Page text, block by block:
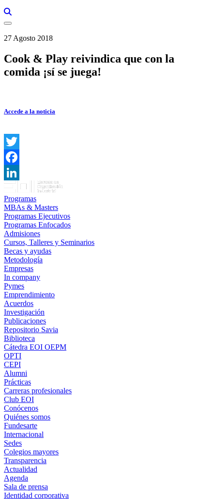
27 Agosto 2018
Cook & Play reivindica que con la
comida ¡sí se juega!
Accede a la noticia
Twitter
Facebook
LinkedIn
Programas
MBAs & Masters
Programas Ejecutivos
Programas Enfocados
Admisiones
Cursos, Talleres y Seminarios
Becas y ayudas
Metodología
Empresas
In company
Pymes
Emprendimiento
Acuerdos
Investigación
Publicaciones
Repositorio Savia
Biblioteca
Cátedra EOI OEPM
OPTI
CEPI
Alumni
Prácticas
Carreras profesionales
Club EOI
Conócenos
Quiénes somos
Fundesarte
Internacional
Sedes
Colegios mayores
Transparencia
Actualidad
Agenda
Sala de prensa
Identidad corporativa